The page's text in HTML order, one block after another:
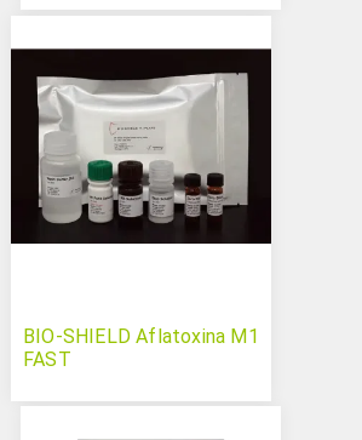
BIO-SHIELD Aflatoxina M1
FAST